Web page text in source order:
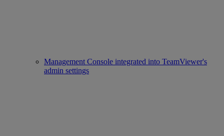
Management Console integrated into TeamViewer's
admin settings